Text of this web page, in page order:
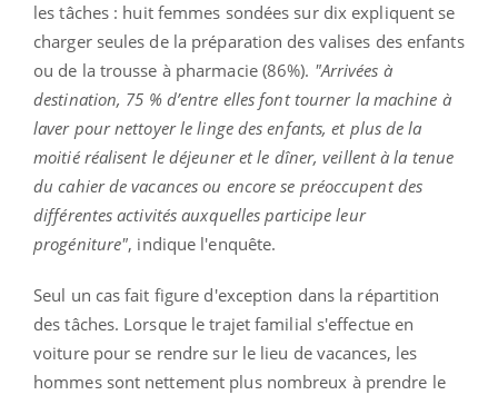
les tâches : huit femmes sondées sur dix expliquent se
charger seules de la préparation des valises des enfants
ou de la trousse à pharmacie (86%). "Arrivées à
destination, 75 % d’entre elles font tourner la machine à
laver pour nettoyer le linge des enfants, et plus de la
moitié réalisent le déjeuner et le dîner, veillent à la tenue
du cahier de vacances ou encore se préoccupent des
différentes activités auxquelles participe leur
progéniture", indique l'enquête.
Seul un cas fait figure d'exception dans la répartition
des tâches. Lorsque le trajet familial s'effectue en
voiture pour se rendre sur le lieu de vacances, les
hommes sont nettement plus nombreux à prendre le